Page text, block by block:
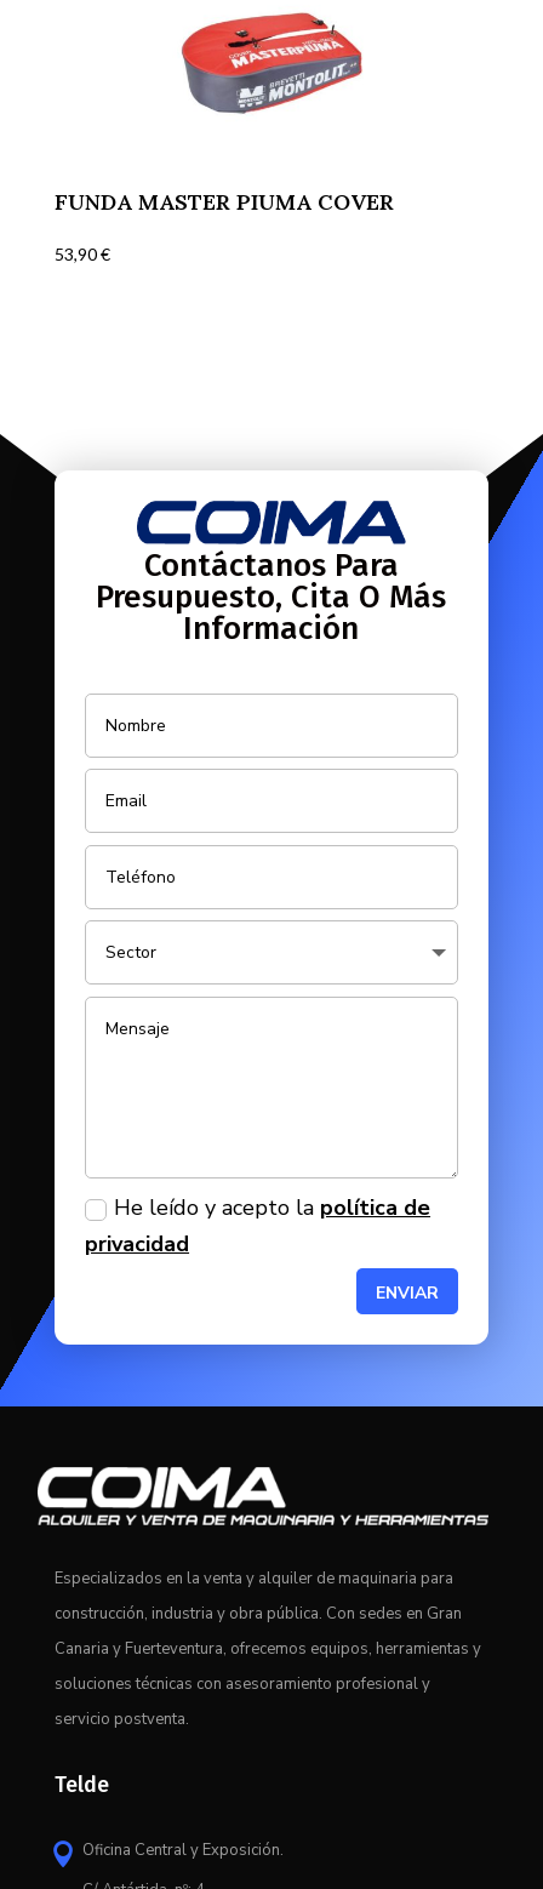
FUNDA MASTER PIUMA COVER
53,90€
Contáctanos Para
Presupuesto, Cita O Más
Información
He leído y acepto la política de
privacidad
ENVIAR
Especializados en la venta y alquiler de maquinaria para
construcción, industria y obra pública. Con sedes en Gran
Canaria y Fuerteventura, ofrecemos equipos, herramientas y
soluciones técnicas con asesoramiento profesional y
servicio postventa.
Telde
 Oficina Central y Exposición.